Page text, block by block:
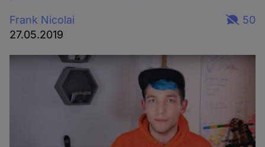
Frank Nicolai
27.05.2019
50